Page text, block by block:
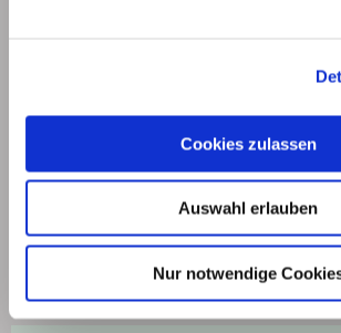
Cookies zulassen
Auswahl erlauben
Nur notwendige
ausdrückliche Erlaubnis reproduziert,
veröffentlicht oder auf anderen Webseiten
werden. Ausgenommen hiervon sind
Urheberrecht erlaubten Umfang.
Hintergrundfoto Pixabay